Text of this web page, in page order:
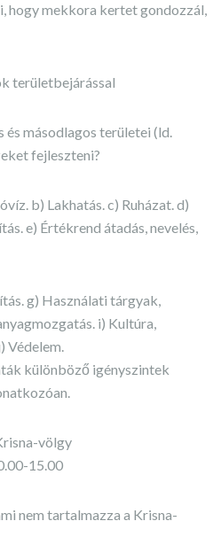
hogy mekkora kertet gondozzál,
területbejárással
és másodlagos területei (ld.
fejleszteni?
b) Lakhatás. c) Ruházat. d)
e) Értékrend átadás, nevelés,
g) Használati tárgyak,
i) Kultúra,
Védelem.
különböző igényszintek
völgy
15.00
nem tartalmazza a Krisna-